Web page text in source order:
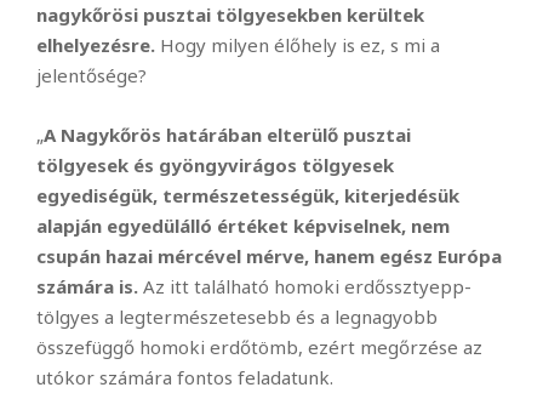
nagykőrösi pusztai tölgyesekben kerültek
elhelyezésre. Hogy milyen élőhely is ez, s mi a
jelentősége?
„A Nagykőrös határában elterülő pusztai
tölgyesek és gyöngyvirágos tölgyesek
egyediségük, természetességük, kiterjedésük
alapján egyedülálló értéket képviselnek, nem
csupán hazai mércével mérve, hanem egész Európa
számára is. Az itt található homoki erdőssztyepp-
tölgyes a legtermészetesebb és a legnagyobb
összefüggő homoki erdőtömb, ezért megőrzése az
utókor számára fontos feladatunk.